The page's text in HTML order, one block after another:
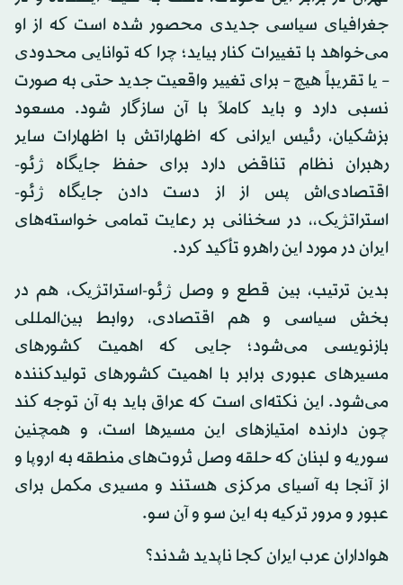
جغرافیای سیاسی جدیدی محصور شده است که از او
می‌خواهد با تغییرات کنار بیاید؛ چرا که توانایی محدودی
– یا تقریباً هیچ – برای تغییر واقعیت جدید حتی به صورت
نسبی دارد و باید کاملاً با آن سازگار شود. مسعود
بزشکیان، رئیس ایرانی که اظهاراتش با اظهارات سایر
رهبران نظام تناقض دارد برای حفظ جایگاه ژئو-
اقتصادی‌اش پس از از دست دادن جایگاه ژئو-
استراتژیک،، در سخنانی بر رعایت تمامی خواسته‌های
ایران در مورد این راهرو تأکید کرد.
بدین ترتیب، بین قطع و وصل ژئو-استراتژیک، هم در
بخش سیاسی و هم اقتصادی، روابط بین‌المللی
بازنویسی می‌شود؛ جایی که اهمیت کشورهای
مسیرهای عبوری برابر با اهمیت کشورهای تولیدکننده
می‌شود. این نکته‌ای است که عراق باید به آن توجه کند
چون دارنده امتیازهای این مسیرها است، و همچنین
سوریه و لبنان که حلقه وصل ثروت‌های منطقه به اروپا و
از آنجا به آسیای مرکزی هستند و مسیری مکمل برای
عبور و مرور ترکیه به این سو و آن سو.
هواداران عرب ایران کجا ناپدید شدند؟